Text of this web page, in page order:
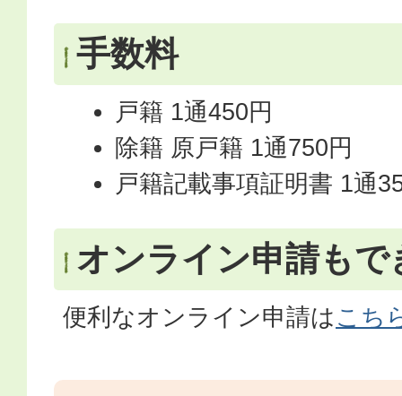
手数料
戸籍 1通450円
除籍 原戸籍 1通750円
戸籍記載事項証明書 1通
オンライン申請もで
便利なオンライン申請はこち